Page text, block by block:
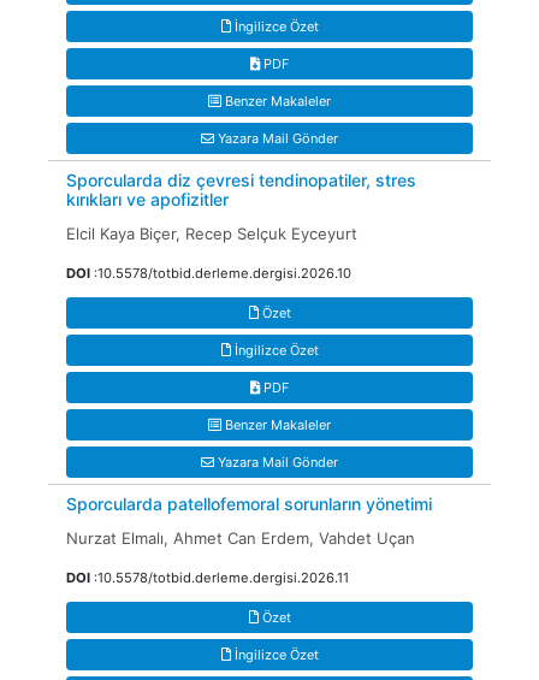
İngilizce Özet
PDF
Benzer Makaleler
Yazara Mail Gönder
Sporcularda diz çevresi tendinopatiler, stres
kırıkları ve apofizitler
Elcil Kaya Biçer, Recep Selçuk Eyceyurt
DOI :10.5578/totbid.derleme.dergisi.2026.10
Özet
İngilizce Özet
PDF
Benzer Makaleler
Yazara Mail Gönder
Sporcularda patellofemoral sorunların yönetimi
Nurzat Elmalı, Ahmet Can Erdem, Vahdet Uçan
DOI :10.5578/totbid.derleme.dergisi.2026.11
Özet
İngilizce Özet